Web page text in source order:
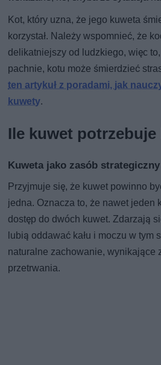
Kot, który uzna, że jego kuweta
korzystał. Należy wspomnieć, że
delikatniejszy od ludzkiego, więc
pachnie, kotu może śmierdzieć
ten artykuł z poradami, jak
kuwety.
Ile kuwet potrzebuje
Kuweta jako zasób strategiczny
Przyjmuje się, że kuwet powinno
jedna. Oznacza to, że nawet jeden
dostęp do dwóch kuwet. Zdarzają
lubią oddawać kału i moczu w tym
naturalne zachowanie, wynikające
przetrwania.